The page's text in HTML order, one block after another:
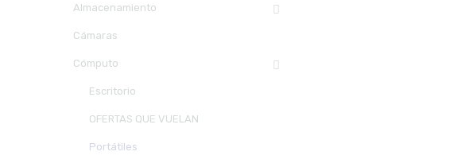
Almacenamiento
Cámaras
Cómputo
Escritorio
OFERTAS QUE VUELAN
Portátiles